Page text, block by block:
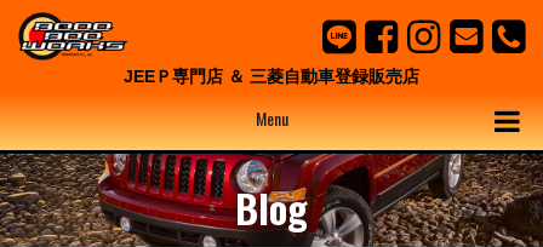
JEEＰ専門店 ＆ 三菱自動車登録販売店
Menu
Blog